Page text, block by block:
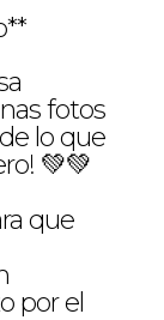
fotos
lo que
💚💚
que
por el